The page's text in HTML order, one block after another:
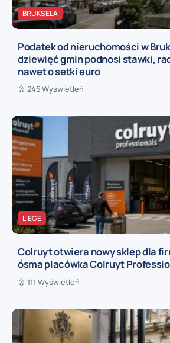
BRUKSELA
Podatek od nieruchomości w
dziewięć gmin podnosi stawki,
nawet o setki euro
245 Wyświetleń
LIÈGE
Colruyt otwiera nowy sklep dla
ósma placówka Colruyt
111 Wyświetleń